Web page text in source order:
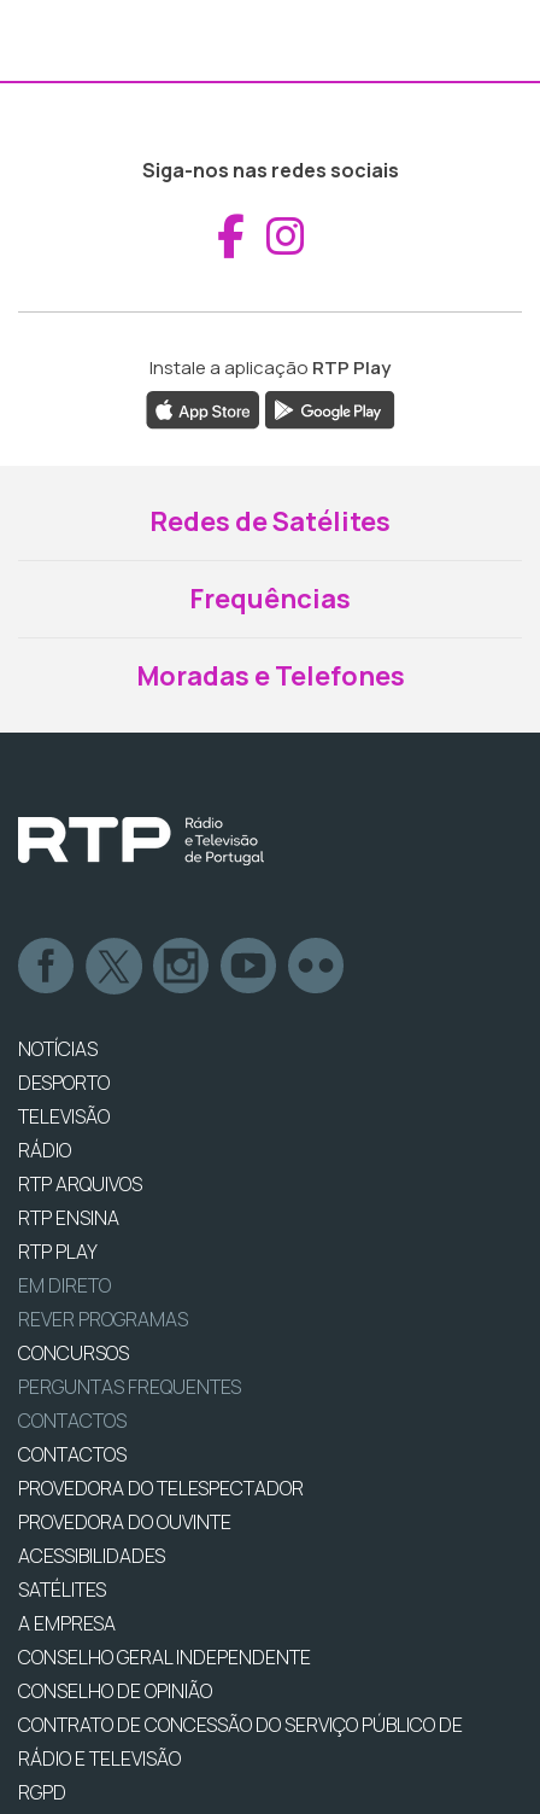
Siga-nos nas redes sociais
Aceder ao
Instale a aplicação RTP Play
Redes de Satélites
Frequências
Moradas e Telefones
NOTÍCIAS
DESPORTO
TELEVISÃO
RÁDIO
RTP ARQUIVOS
RTP ENSINA
RTP PLAY
EM DIRETO
REVER PROGRAMAS
CONCURSOS
PERGUNTAS FREQUENTES
CONTACTOS
CONTACTOS
PROVEDORA DO TELESPECTADOR
PROVEDORA DO OUVINTE
ACESSIBILIDADES
SATÉLITES
A EMPRESA
CONSELHO GERAL INDEPENDENTE
CONSELHO DE OPINIÃO
CONTRATO DE CONCESSÃO DO SERVIÇO PÚBLICO DE
RÁDIO E TELEVISÃO
RGPD